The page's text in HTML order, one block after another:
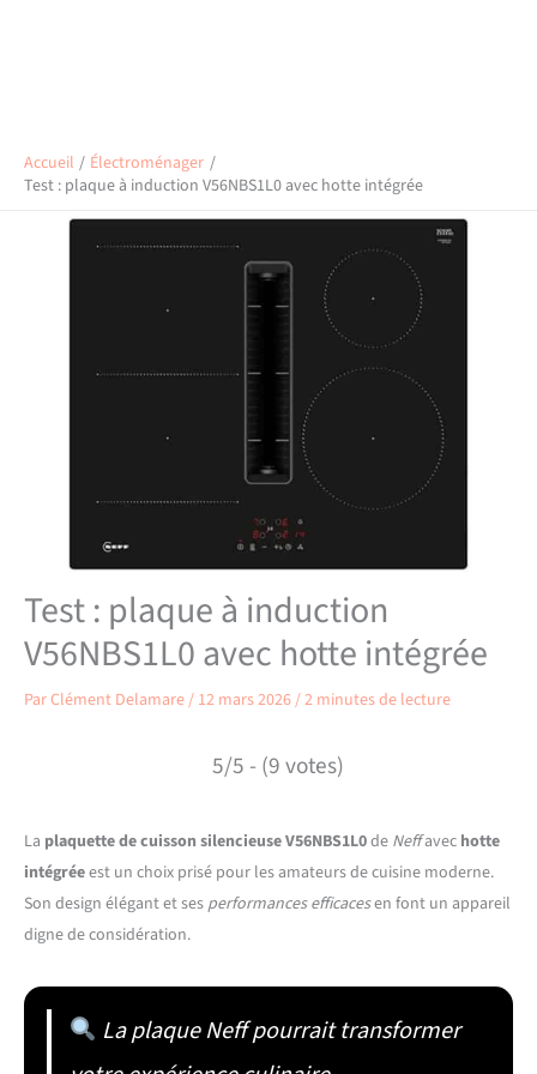
Accueil
Électroménager
Test : plaque à induction V56NBS1L0 avec hotte intégrée
Test : plaque à induction
V56NBS1L0 avec hotte intégrée
ParClément Delamare/ 12 mars 2026/2 minutes de lecture
5/5 - (9 votes)
La plaquette de cuisson silencieuse V56NBS1L0de Neffavec hotte
intégréeest un choix prisé pour les amateurs de cuisine moderne.
Son design élégant et sesperformances efficacesen font un appareil
digne de considération.
La plaque Neff pourrait transformer